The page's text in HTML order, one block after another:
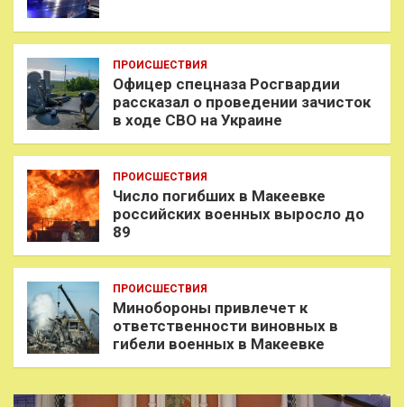
ПРОИСШЕСТВИЯ
Офицер спецназа Росгвардии
рассказал о проведении зачисток
в ходе СВО на Украине
ПРОИСШЕСТВИЯ
Число погибших в Макеевке
российских военных выросло до
89
ПРОИСШЕСТВИЯ
Минобороны привлечет к
ответственности виновных в
гибели военных в Макеевке